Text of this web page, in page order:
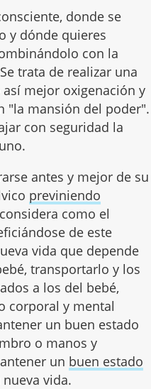
donde se
y dónde quieres
con la
trata de realizar una
mejor oxigenación y
"la mansión del poder".
con seguridad la
antes y mejor de su
previniendo
como el
de este
vida que depende
transportarlo y los
a los del bebé,
corporal y mental
un buen estado
o manos y
un buen estado
vida.